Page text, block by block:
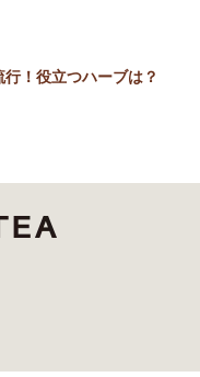
！役立つハーブは？